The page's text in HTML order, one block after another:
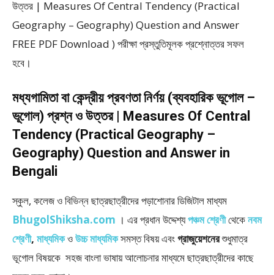
উত্তর | Measures Of Central Tendency (Practical
Geography – Geography) Question and Answer
FREE PDF Download ) পরীক্ষা প্রস্তুতিমূলক প্রশ্নোত্তর সফল
হবে।
মধ্যগামিতা বা কেন্দ্রীয় প্রবণতা নির্ণয় (ব্যবহারিক ভূগোল –
ভূগোল) প্রশ্ন ও উত্তর | Measures Of Central
Tendency (Practical Geography –
Geography) Question and Answer in
Bengali
স্কুল, কলেজ ও বিভিন্ন ছাত্রছাত্রীদের পড়াশোনার ডিজিটাল মাধ্যম
BhugolShiksha.com । এর প্রধান উদ্দেশ্যপঞ্চম শ্রেণীথেকেনবম
শ্রেণী, মাধ্যমিকওউচ্চ মাধ্যমিকসমস্ত বিষয় এবংগ্রাজুয়েশনেরশুধুমাত্র
ভূগোল বিষয়কে সহজ বাংলা ভাষায় আলোচনার মাধ্যমে ছাত্রছাত্রীদের কাছে